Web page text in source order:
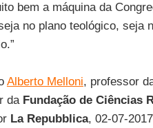
bem a máquina da
no plano teológico, seja
Alberto Melloni, professor
da Fundação de Ciências
La Repubblica, 02-07-